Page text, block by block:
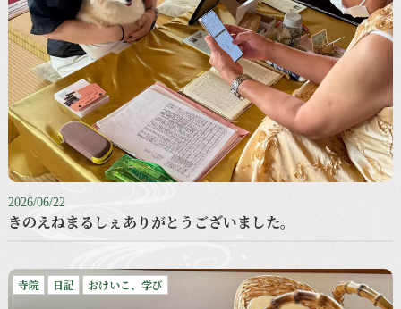
2026/06/22
きのえねまるしぇありがとうございました。
寺院 日記 おけいこ、学び